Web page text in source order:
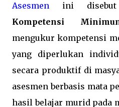
Asesmen ini disebut
Kompetensi
mengukur kompetensi
yang diperlukan
secara produktif di
asesmen berbasis mata
hasil belajar murid pada